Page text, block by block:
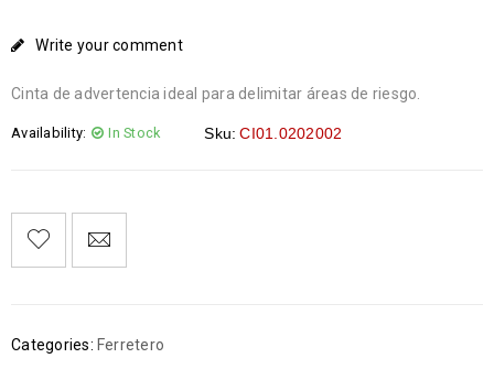
Write your comment
Cinta de advertencia ideal para delimitar áreas de riesgo.
Availability: In Stock Sku: CI01.0202002
Categories: Ferretero